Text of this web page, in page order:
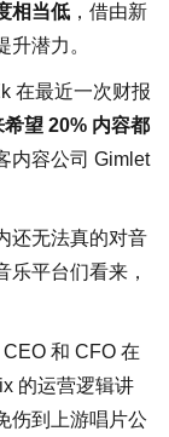
相当低 ，借由新
潜力。
在最近一次财报
望 20% 内容都
内容公司 Gimlet
还无法真的对音
乐平台们看来，
和 CFO 在
的运营逻辑讲
伤到上游唱片公